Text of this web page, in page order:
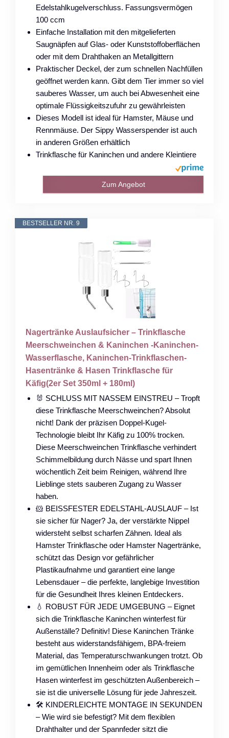
Edelstahlkugelverschluss. Fassungsvermögen
100 ccm
Einfache Installation mit den mitgelieferten
Saugnäpfen auf Glas- oder Kunststoffoberflächen
oder mit dem Drahthaken an Metallgittern
Praktischer Deckel, der zum schnellen Nachfüllen
geöffnet werden kann. Gibt dem Tier immer so viel
sauberes Wasser, um auch bei Abwesenheit eine
optimale Flüssigkeitszufuhr zu gewährleisten
Dieses Modell ist ideal für Hamster, Mäuse und
Rennmäuse. Der Sippy Wasserspender ist auch
in anderen Größen erhältlich
Trinkflasche für Kaninchen und andere Kleintiere
Zum Angebot
BESTSELLER NR. 9
Nagertränke Auslaufsicher – Trinkflasche
Meerschweinchen & Kaninchen -Kaninchen-
Wasserflasche, Kaninchen-Trinkflaschen-
Hasentränke & Hasen Trinkflasche für
Käfig(2er Set 350ml + 180ml)
🐰 SCHLUSS MIT NASSEM EINSTREU – Tropft
diese Trinkflasche Meerschweinchen? Absolut
nicht! Dank der präzisen Doppel-Kugel-
Technologie bleibt Ihr Käfig zu 100% trocken.
Diese Meerschweinchen Trinkflasche verhindert
Schimmelbildung durch Nässe und spart Ihnen
wöchentlich Zeit beim Reinigen, während Ihre
Lieblinge stets sauberen Zugang zu Wasser
haben.
🐹 BEISSFESTER EDELSTAHL-AUSLAUF – Ist
sie sicher für Nager? Ja, der verstärkte Nippel
widersteht selbst scharfen Zähnen. Ideal als
Hamster Trinkflasche oder Hamster Nagertränke,
schützt das Design vor gefährlicher
Plastikaufnahme und garantiert eine lange
Lebensdauer – die perfekte, langlebige Investition
für die Gesundheit Ihres kleinen Entdeckers.
💧 ROBUST FÜR JEDE UMGEBUNG – Eignet
sich die Trinkflasche Kaninchen winterfest für
Außenställe? Definitiv! Diese Kaninchen Tränke
besteht aus widerstandsfähigem, BPA-freiem
Material, das Temperaturschwankungen trotzt. Ob
im gemütlichen Innenheim oder als Trinkflasche
Hasen winterfest im geschützten Außenbereich –
sie ist die universelle Lösung für jede Jahreszeit.
🛠️ KINDERLEICHTE MONTAGE IN SEKUNDEN
– Wie wird sie befestigt? Mit dem flexiblen
Drahthalter und der Spannfeder sitzt die